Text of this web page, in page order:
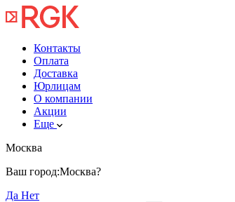
Контакты
Оплата
Доставка
Юрлицам
О компании
Акции
Еще
Москва
Ваш город:Москва?
Да Нет